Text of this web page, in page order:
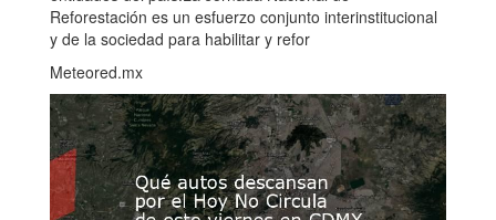
Reforestación es un esfuerzo conjunto interinstitucional
y de la sociedad para habilitar y refor
Meteored.mx